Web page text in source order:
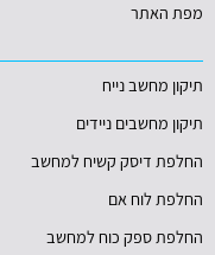
מפת האתר
תיקון מחשב נייח
תיקון מחשבים ניידים
החלפת דיסק קשיח למחשב
החלפת לוח אם
החלפת ספק כוח למחשב